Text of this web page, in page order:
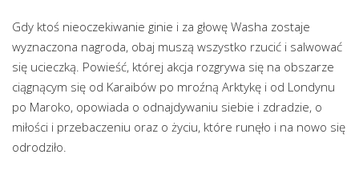
Gdy ktoś nieoczekiwanie ginie i za głowę Washa zostaje
wyznaczona nagroda, obaj muszą wszystko rzucić i salwować
się ucieczką. Powieść, której akcja rozgrywa się na obszarze
ciągnącym się od Karaibów po mroźną Arktykę i od Londynu
po Maroko, opowiada o odnajdywaniu siebie i zdradzie, o
miłości i przebaczeniu oraz o życiu, które runęło i na nowo się
odrodziło.